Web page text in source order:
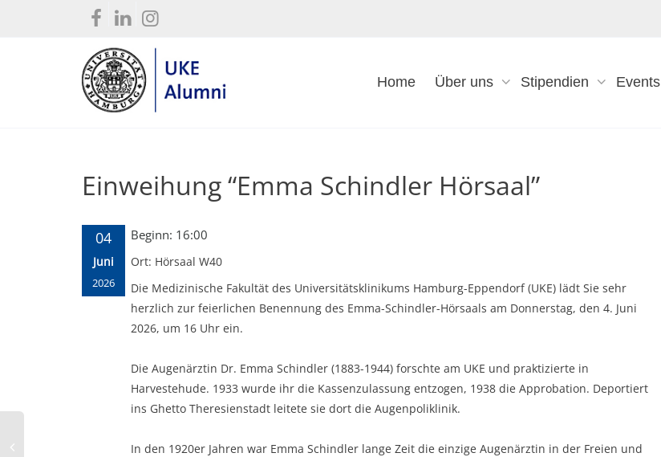
Home Über uns Stipendien Events
Einweihung “Emma Schindler Hörsaal”
04
Juni
2026
Beginn: 16:00
Ort: Hörsaal W40
Die Medizinische Fakultät des Universitätsklinikums Hamburg-Eppendorf (UKE) lädt Sie sehr
herzlich zur feierlichen Benennung des Emma-Schindler-Hörsaals am Donnerstag, den 4. Juni
2026, um 16 Uhr ein.
Die Augenärztin Dr. Emma Schindler (1883-1944) forschte am UKE und praktizierte in
Harvestehude. 1933 wurde ihr die Kassenzulassung entzogen, 1938 die Approbation. Deportiert
ins Ghetto Theresienstadt leitete sie dort die Augenpoliklinik.
In den 1920er Jahren war Emma Schindler lange Zeit die einzige Augenärztin in der Freien und